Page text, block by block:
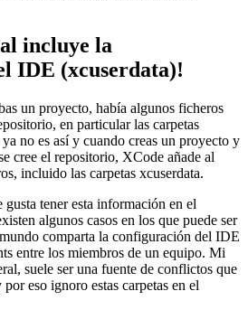
incluye la
IDE (xcuserdata)!
un proyecto, había algunos ficheros
en particular las carpetas
no es así y cuando creas un proyecto y
cree el repositorio, XCode añade al
incluido las carpetas xcuserdata.
tener esta información en el
algunos casos en los que puede ser
comparta la configuración del IDE
entre los miembros de un equipo. Mi
suele ser una fuente de conflictos que
eso ignoro estas carpetas en el